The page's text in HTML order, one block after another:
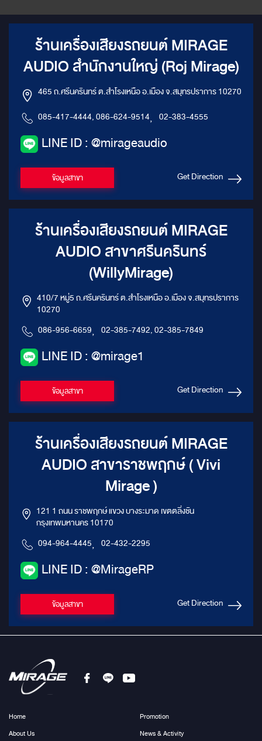
ร้านเครื่องเสียงรถยนต์ MIRAGE
AUDIO สำนักงานใหญ่ (Roj Mirage)
465 ถ.ศรีนครินทร์ ต.สำโรงเหนือ อ.เมือง จ.สมุทรปราการ 10270
085-417-4444, 086-624-9514, 02-383-4555
LINE ID : @mirageaudio
ข้อมูลสาขา Get Direction
ร้านเครื่องเสียงรถยนต์ MIRAGE
AUDIO สาขาศรีนครินทร์
(WillyMirage)
410/7 หมู่5 ถ.ศรีนครินทร์ ต.สำโรงเหนือ อ.เมือง จ.สมุทรปราการ
10270
086-956-6659, 02-385-7492, 02-385-7849
LINE ID : @mirage1
ข้อมูลสาขา Get Direction
ร้านเครื่องเสียงรถยนต์ MIRAGE
AUDIO สาขาราชพฤกษ์ ( Vivi
Mirage )
121 1 ถนน ราชพฤกษ์ แขวง บางระมาด เขตตลิ่งชัน
กรุงเทพมหานคร 10170
094-964-4445, 02-432-2295
LINE ID : @MirageRP
ข้อมูลสาขา Get Direction
Home
About Us
Promotion
News & Activity